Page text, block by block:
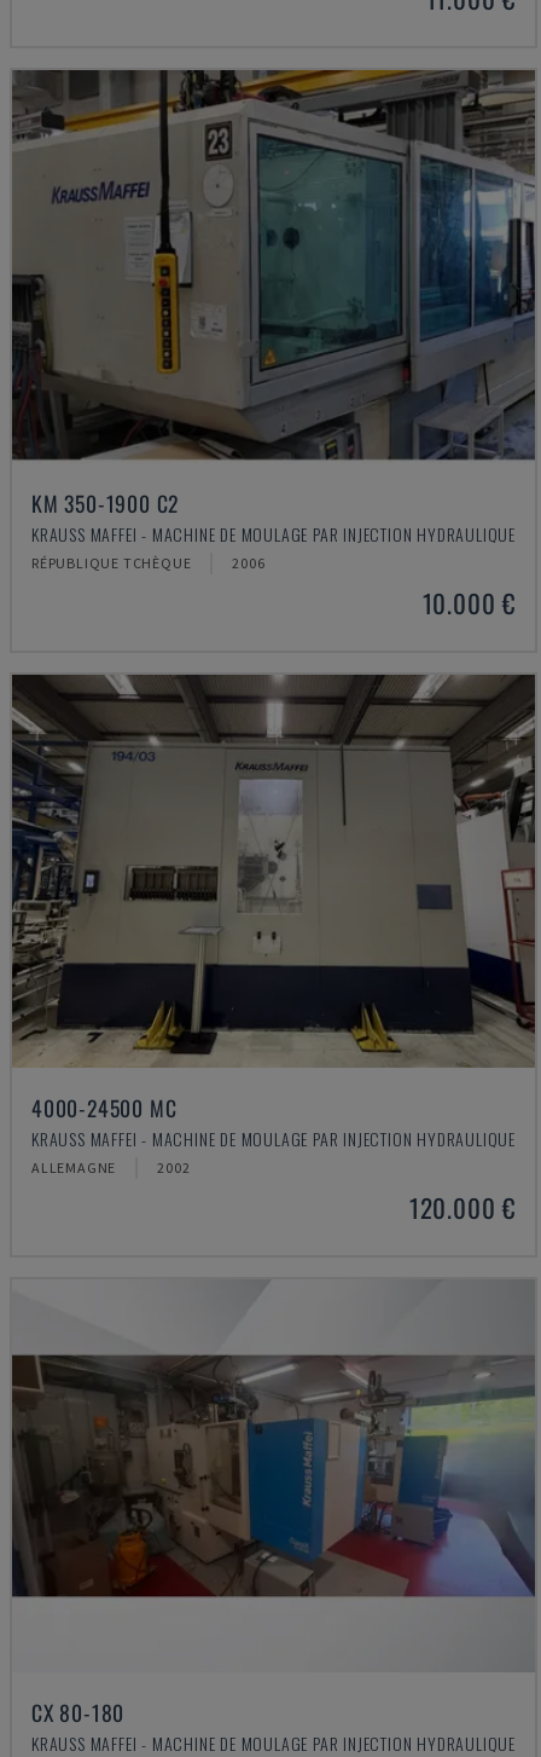
KM 350-1900 C2
KRAUSS MAFFEI - MACHINE DE MOULAGE PAR INJECTION HYDRAULIQUE
RÉPUBLIQUE TCHÈQUE 2006
10.000 €
4000-24500 MC
KRAUSS MAFFEI - MACHINE DE MOULAGE PAR INJECTION HYDRAULIQUE
ALLEMAGNE 2002
120.000 €
CX 80-180
KRAUSS MAFFEI - MACHINE DE MOULAGE PAR INJECTION HYDRAULIQUE